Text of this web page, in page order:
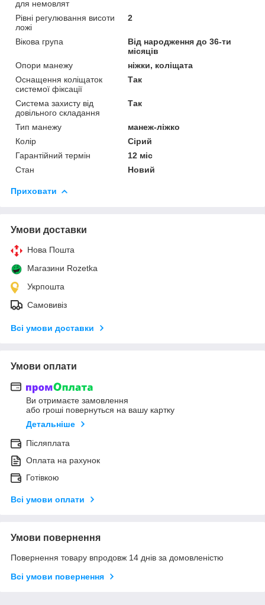
для немовлят
Рівні регулювання висоти
ложі
2
Вікова група
Від народження до 36-ти
місяців
Опори манежу
ніжки, коліщата
Оснащення коліщаток
системої фіксації
Так
Система захисту від
довільного складання
Так
Тип манежу
манеж-ліжко
Колір
Сірий
Гарантійний термін
12 міс
Стан
Новий
Приховати
Умови доставки
Нова Пошта
Магазини Rozetka
Укрпошта
Самовивіз
Всі умови доставки
Умови оплати
Ви отримаєте замовлення
або гроші повернуться на вашу картку
Детальніше
Післяплата
Оплата на рахунок
Готівкою
Всі умови оплати
Умови повернення
Повернення товару впродовж 14 днів за домовленістю
Всі умови повернення